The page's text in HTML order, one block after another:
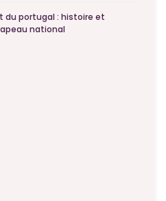
du portugal : histoire et
national